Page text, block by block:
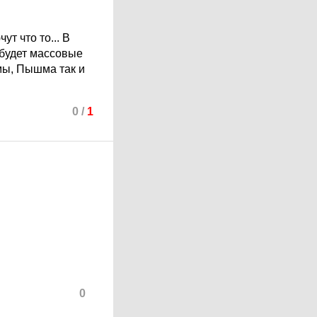
что то... В
массовые
Пышма так и
0 / 1
0